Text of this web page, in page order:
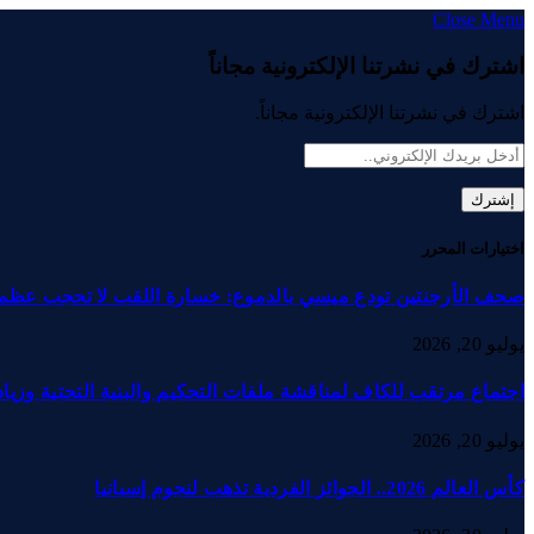
Close Menu
اشترك في نشرتنا الإلكترونية مجاناً
اشترك في نشرتنا الإلكترونية مجاناً.
اختيارات المحرر
صحف الأرجنتين تودع ميسي بالدموع: خسارة اللقب لا تحجب
يوليو 20, 2026
اجتماع مرتقب للكاف لمناقشة ملفات التحكيم والبنية التحتية
يوليو 20, 2026
كأس العالم 2026.. الجوائز الفردية تذهب لنجوم إسبانيا